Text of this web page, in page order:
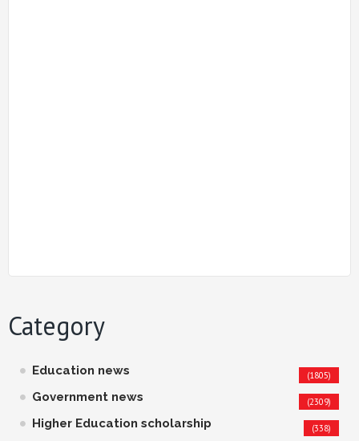
Category
Education news (1805)
Government news (2309)
Higher Education scholarship (338)